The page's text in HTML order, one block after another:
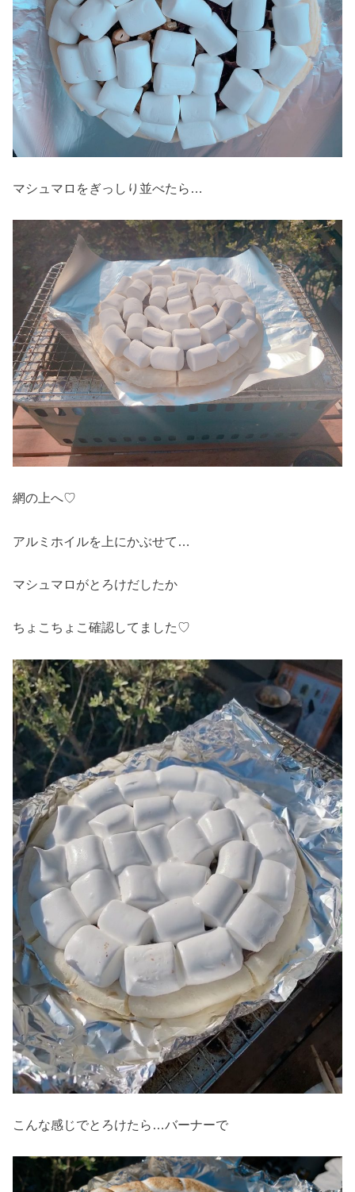
マシュマロをぎっしり並べたら…
網の上へ♡
アルミホイルを上にかぶせて…
マシュマロがとろけだしたか
ちょこちょこ確認してました♡
こんな感じでとろけたら…バーナーで